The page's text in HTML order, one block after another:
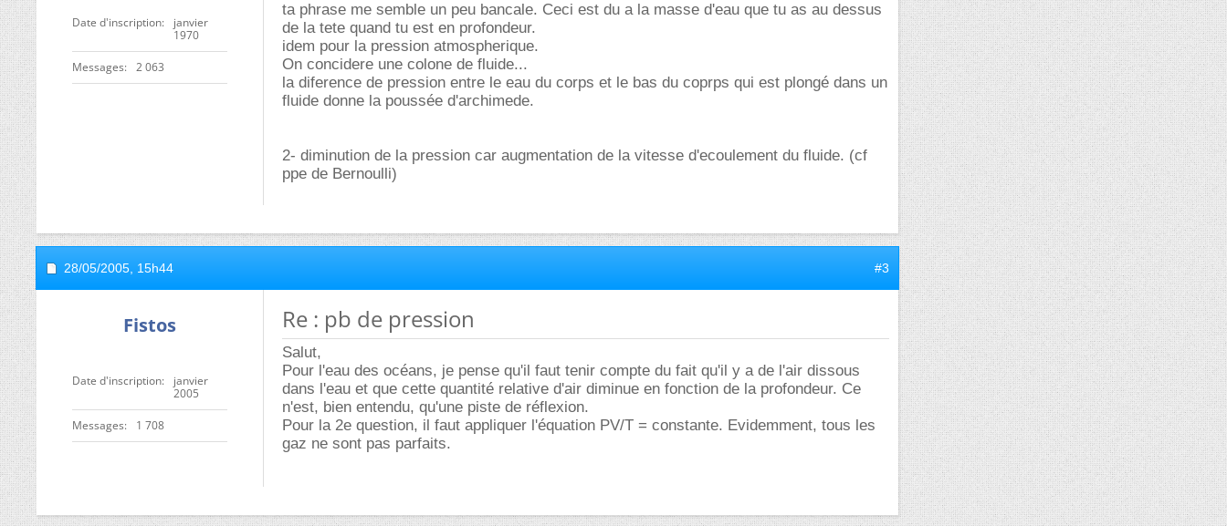
Date d'inscription
janvier
1970
Messages 2 063
ta phrase me semble un peu bancale. Ceci est du a la masse d'eau que tu as au dessus
de la tete quand tu est en profondeur.
idem pour la pression atmospherique.
On concidere une colone de fluide...
la diference de pression entre le eau du corps et le bas du coprps qui est plongé dans un
fluide donne la poussée d'archimede.
2- diminution de la pression car augmentation de la vitesse d'ecoulement du fluide. (cf
ppe de Bernoulli)
28/05/2005, 15h44 #3
Fistos
Date d'inscription
janvier
2005
Messages 1 708
Re : pb de pression
Salut,
Pour l'eau des océans, je pense qu'il faut tenir compte du fait qu'il y a de l'air dissous
dans l'eau et que cette quantité relative d'air diminue en fonction de la profondeur. Ce
n'est, bien entendu, qu'une piste de réflexion.
Pour la 2e question, il faut appliquer l'équation PV/T = constante. Evidemment, tous les
gaz ne sont pas parfaits.